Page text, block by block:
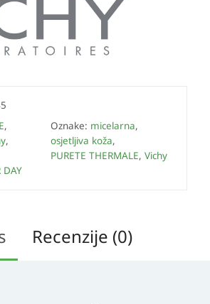
,
,
DAY
Oznake: micelarna,
osjetljiva koža,
PURETE THERMALE, Vichy
Recenzije (0)